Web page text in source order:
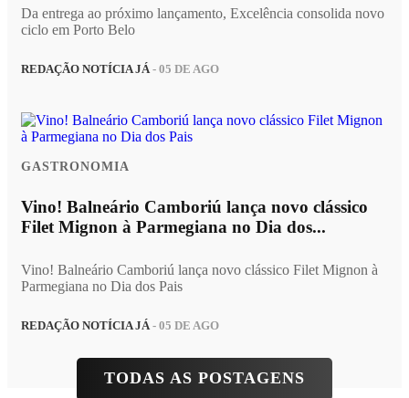
Da entrega ao próximo lançamento, Excelência consolida novo
ciclo em Porto Belo
REDAÇÃO NOTÍCIA JÁ- 05 DE AGO
GASTRONOMIA
Vino! Balneário Camboriú lança novo clássico
Filet Mignon à Parmegiana no Dia dos...
Vino! Balneário Camboriú lança novo clássico Filet Mignon à
Parmegiana no Dia dos Pais
REDAÇÃO NOTÍCIA JÁ - 05 DE AGO
TODAS AS POSTAGENS